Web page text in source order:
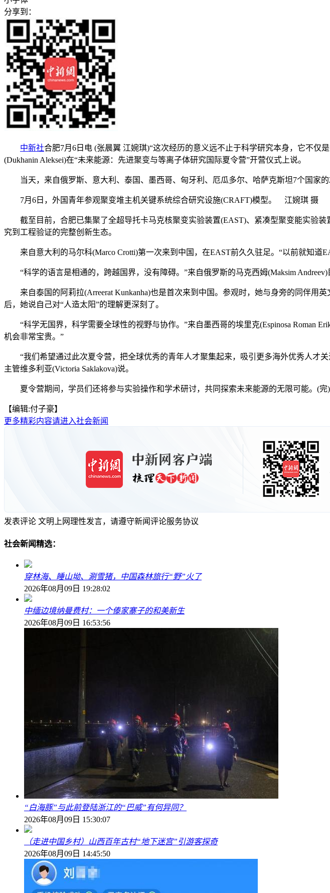
分享到：
中新社合肥7月6日电 (张晨翼 江婉琪)“这次经历的意义远不止于科学研究本身，它不
(Dukhanin Aleksei)在“未来能源：先进聚变与等离子体研究国际夏令营”开营仪式上说。
当天，来自俄罗斯、意大利、泰国、墨西哥、匈牙利、厄瓜多尔、哈萨克斯坦7个国家的
7月6日，外国青年参观聚变堆主机关键系统综合研究设施(CRAFT)模型。 江婉琪 摄
截至目前，合肥已集聚了全超导托卡马克核聚变实验装置(EAST)、紧凑型聚变能实验装
究到工程验证的完整创新生态。
来自意大利的马尔科(Marco Crotti)第一次来到中国，在EAST前久久驻足。“以前就知道
“科学的语言是相通的，跨越国界，没有障碍。”来自俄罗斯的马克西姆(Maksim
来自泰国的阿莉拉(Arreerat Kunkanha)也是首次来到中国。参观时，她与身旁的同伴用
后，她说自己对“人造太阳”的理解更深刻了。
“科学无国界，科学需要全球性的视野与协作。”来自墨西哥的埃里克(Espinosa Roman
机会非常宝贵。”
“我们希望通过此次夏令营，把全球优秀的青年人才聚集起来，吸引更多海外优秀人才
主管维多利亚(Victoria Saklakova)说。
夏令营期间，学员们还将参与实验操作和学术研讨，共同探索未来能源的无限可能。(完)
【编辑:付子豪】
更多精彩内容请进入社会新闻
发表评论 文明上网理性发言，请遵守新闻评论服务协议
社会新闻精选：
穿林海、睡山坳、涮雪猪，中国森林旅行“野”火了
2026年08月09日 19:28:02
中缅边境纳曼费村：一个傣家寨子的和美新生
2026年08月09日 16:53:56
“白海豚”与此前登陆浙江的“巴威”有何异同？
2026年08月09日 15:30:07
（走进中国乡村）山西百年古村“地下迷宫”引游客探奇
2026年08月09日 14:45:50